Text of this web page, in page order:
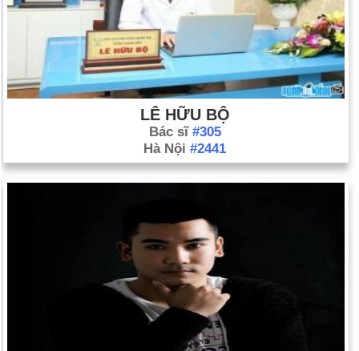
LÊ HỮU BỘ
Bác sĩ #305
Hà Nội #2441